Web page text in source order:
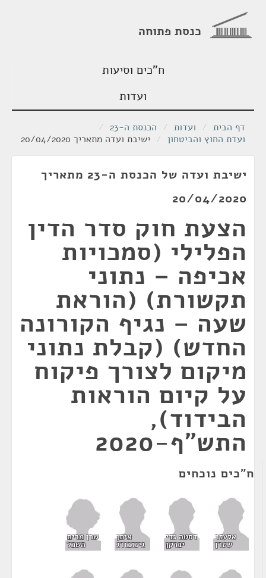
כנסת פתוחה
ח"כים וסיעות
ועדות
דף הבית / ועדות / הכנסת ה-23
/
ועדת החוץ והביטחון / ישיבת ועדה מתאריך 20/04/2020
ישיבת ועדה של הכנסת ה-23 מתאריך
20/04/2020
הצעת חוק סדר הדין
הפלילי (סמכויות
אכיפה – נתוני
תקשורת) (הוראת
שעה – נגיף הקורונה
החדש) (קבלת נתוני
מיקום לצורך פיקוח
על קיום הוראות
הבידוד),
התש"ף-2020
ח"כים נוכחים
אלעזר
שטרן
דסטה גדי
יברקן
איתן
גינזבורג
שרן מרים
השכל